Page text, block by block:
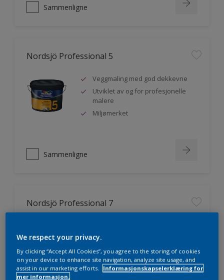
Sammenligne
Nordsjö Professional 5
Veggmaling med god dekkevne
Utviklet av og for profesjonelle
malere
Miljømerket
Sammenligne
Nordsjö Professional 7
Lett å påføre og fordele
Jevnere og finere finish, også i
mørke farger
We respect your privacy.
By clicking “Accept All Cookies”, you agree to the storing of cookies
on your device to enhance site navigation, analyze site usage, and
assist in our marketing efforts.
Informasjonskapselerklæring for
mer informasjon.